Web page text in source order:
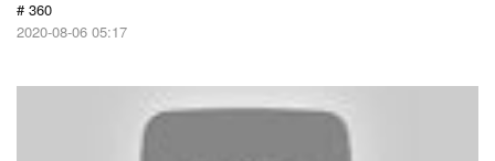
# 360
2020-08-06 05:17